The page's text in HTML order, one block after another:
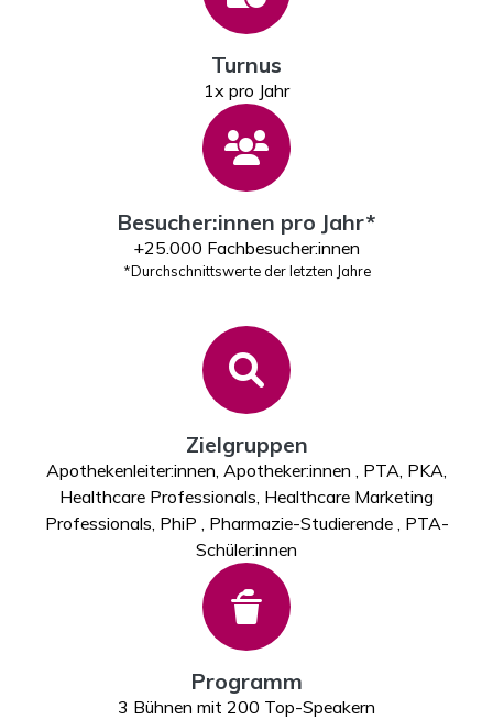
Turnus
1x pro Jahr
Besucher:innen pro Jahr*
+25.000 Fachbesucher:innen
*Durchschnittswerte der letzten Jahre
Zielgruppen
Apothekenleiter:innen, Apotheker:innen , PTA, PKA,
Healthcare Professionals, Healthcare Marketing
Professionals, PhiP , Pharmazie-Studierende , PTA-
Schüler:innen
Programm
3 Bühnen mit 200 Top-Speakern